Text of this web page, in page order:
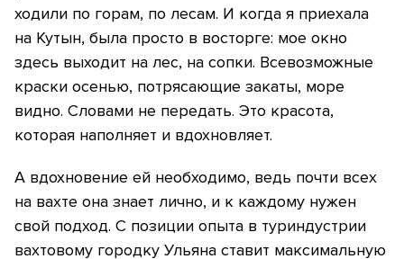
ходили по горам, по лесам. И когда я приехала
на Кутын, была просто в восторге: мое окно
здесь выходит на лес, на сопки. Всевозможные
краски осенью, потрясающие закаты, море
видно. Словами не передать. Это красота,
которая наполняет и вдохновляет.
А вдохновение ей необходимо, ведь почти всех
на вахте она знает лично, и к каждому нужен
свой подход. С позиции опыта в туриндустрии
вахтовому городку Ульяна ставит максимальную